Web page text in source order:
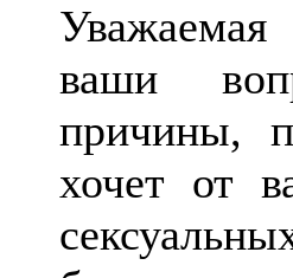
ваши
причины,
хочет от